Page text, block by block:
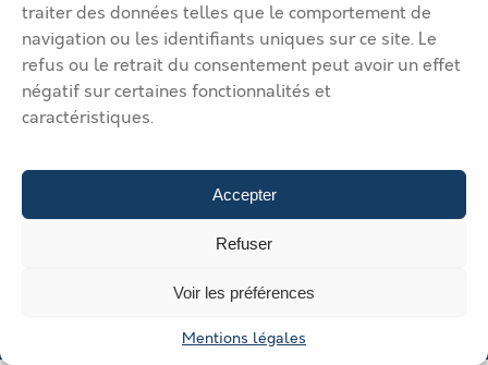
traiter des données telles que le comportement de
navigation ou les identifiants uniques sur ce site. Le
refus ou le retrait du consentement peut avoir un effet
négatif sur certaines fonctionnalités et
caractéristiques.
Accepter
Refuser
Voir les préférences
Mentions légales
© 2026 Immobilier Béthune Bruay. Tous droits réservés.
Vos solutions d’implantation dans l’agglomération Béthune Bruay
Artois Lys Romane
Vos solutions d’implantation dans
l’agglomération Béthune Bruay Artois Lys Romane
d’implantation dans l’agglomération Béthune Bruay Artois Lys
Gérer mes annonces